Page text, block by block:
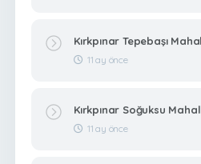
Kırkpınar Tepebaşı
11 ay önce
Kırkpınar Soğuksu
11 ay önce